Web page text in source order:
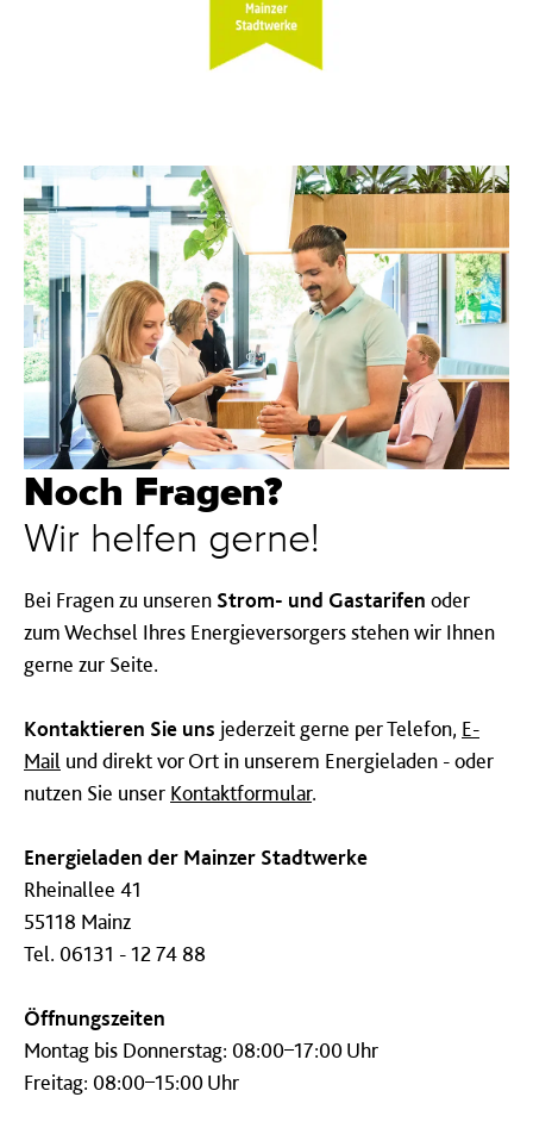
Noch Fragen?
Wir helfen gerne!
Bei Fragen zu unseren Strom- und Gastarifen oder
zum Wechsel Ihres Energieversorgers stehen wir Ihnen
gerne zur Seite.
Kontaktieren Sie uns jederzeit gerne per Telefon, E-
Mail und direkt vor Ort in unserem Energieladen - oder
nutzen Sie unser Kontaktformular.
Energieladen der Mainzer Stadtwerke
Rheinallee 41
55118 Mainz
Tel. 06131 - 12 74 88
Öffnungszeiten
Montag bis Donnerstag: 08:00–17:00 Uhr
Freitag: 08:00–15:00 Uhr